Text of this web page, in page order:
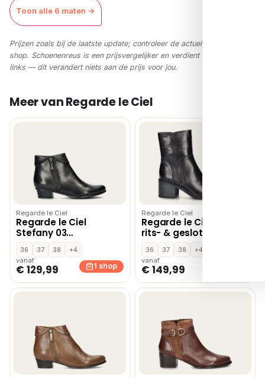
Toon alle 6 maten →
Prijzen zoals bij de laatste update; controleer de actuele prijs in de
shop. Schoenenreus is een prijsvergelijker en verdient via affiliate-
links — dit verandert niets aan de prijs voor jou.
Meer van Regarde le Ciel
Regarde le Ciel
Regarde le Ciel
Stefany 03
enkellaarsjes – Zwart
36 37 38
+4
vanaf
€ 129,99 1 shop
Regarde le Ciel
Regarde le Ciel Elettra
rits- & gesloten boots
– Zwart
36 37 38
+4
vanaf
€ 149,99